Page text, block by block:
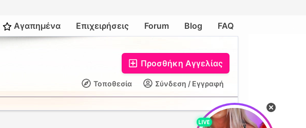
Αγαπημένα Επιχειρήσεις Forum Blog FAQ
Προσθήκη Αγγελίας
Σύνδεση / Εγγραφή
Τοποθεσία